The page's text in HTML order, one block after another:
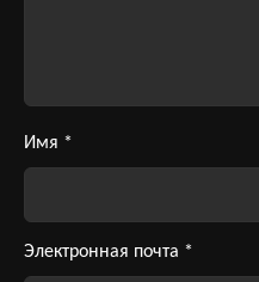
Имя *
Электронная почта *